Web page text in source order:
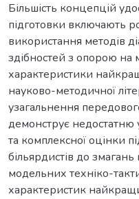
Більшість концепцій
підготовки включають
використання методів
здібностей з опорою на
характеристики
науково-методичної
узагальнення
демонструє
та комплексної оцінки
більярдистів до
модельних техніко-
характеристик